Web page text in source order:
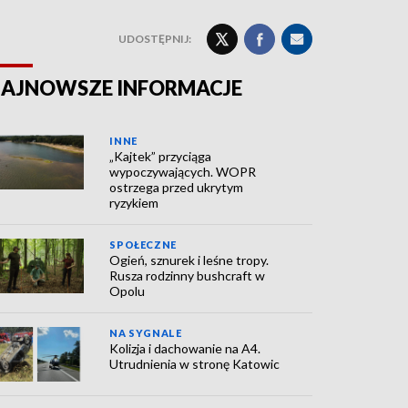
UDOSTĘPNIJ:
INFORMACJE
INNE
„Kajtek” przyciąga
wypoczywających. WOPR
ostrzega przed ukrytym
ryzykiem
SPOŁECZNE
Ogień, sznurek i leśne tropy.
Rusza rodzinny bushcraft w
Opolu
NA SYGNALE
Kolizja i dachowanie na A4.
Utrudnienia w stronę Katowic